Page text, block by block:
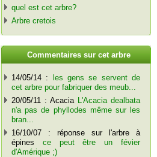
quel est cet arbre?
Arbre cretois
Commentaires sur cet arbre
14/05/14 : les gens se servent de
cet arbre pour fabriquer des meub...
20/05/11 : Acacia L'Acacia dealbata
n'a pas de phyllodes même sur les
bran...
16/10/07 : réponse sur l'arbre à
épines ce peut être un févier
d'Amérique ;)